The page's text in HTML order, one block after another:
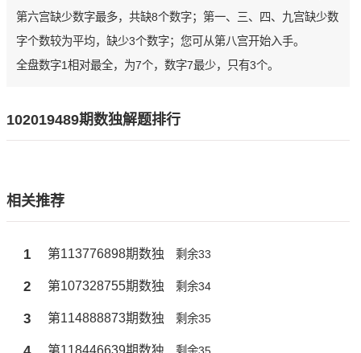
第六宫缺少数字最多，共缺8个数字；第一、三、四、九宫缺少数
字个数较为平均，缺少3个数字；您可从第八宫开始入手。
全盘数字1相对最全，为7个，数字7最少，只有3个。
102019489期数独解题排行
相关推荐
1 第113776898期数独 剩余33
2 第107328755期数独 剩余34
3 第114888873期数独 剩余35
第118446639期数独